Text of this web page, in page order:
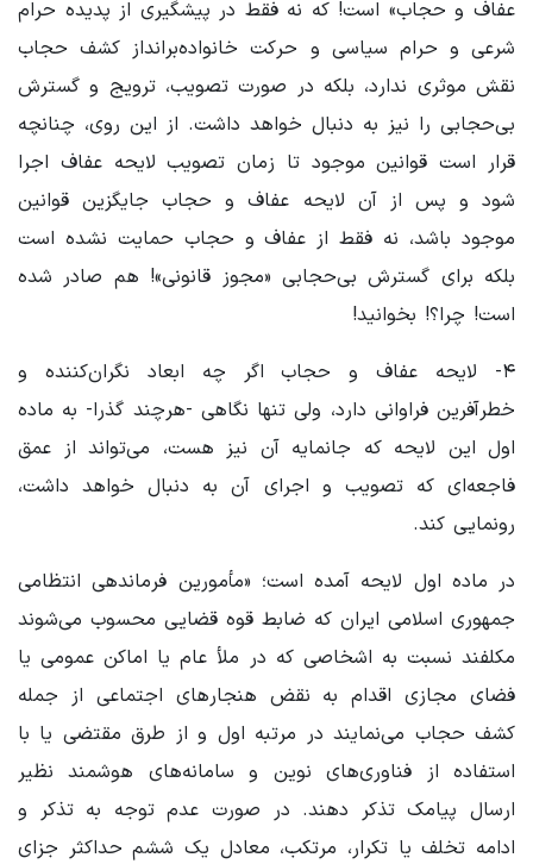
عفاف و حجاب» است! که نه فقط در پیشگیری از پدیده حرام
شرعی و حرام سیاسی و حرکت خانواده‌برانداز کشف حجاب
نقش موثری ندارد، بلکه در صورت تصویب، ترویج و گسترش
بی‌حجابی را نیز به دنبال خواهد داشت. از این روی، چنانچه
قرار است قوانین موجود تا زمان تصویب لایحه عفاف اجرا
شود و پس از آن لایحه عفاف و حجاب جایگزین قوانین
موجود باشد، نه فقط از عفاف و حجاب حمایت نشده است
بلکه برای گسترش بی‌حجابی «مجوز قانونی»! هم صادر شده
است! چرا؟! بخوانید!
۴- لایحه عفاف و حجاب اگر چه ابعاد نگران‌کننده و
خطرآفرین فراوانی دارد، ولی تنها نگاهی -هرچند گذرا- به ماده
اول این لایحه که جانمایه آن نیز هست، می‌تواند از عمق
فاجعه‌ای که تصویب و اجرای آن به دنبال خواهد داشت،
رونمایی کند.
در ماده اول لایحه آمده است؛ «مأمورین فرماندهی انتظامی
جمهوری اسلامی ایران که ضابط قوه قضایی محسوب می‌شوند
مکلفند نسبت به اشخاصی که در ملأ عام یا اماکن عمومی یا
فضای مجازی اقدام به نقض هنجارهای اجتماعی از جمله
کشف حجاب می‌نمایند در مرتبه اول و از طرق مقتضی یا با
استفاده از فناوری‌های نوین و سامانه‌های هوشمند نظیر
ارسال پیامک تذکر دهند. در صورت عدم توجه به تذکر و
ادامه تخلف یا تکرار، مرتکب، معادل یک ششم حداکثر جزای